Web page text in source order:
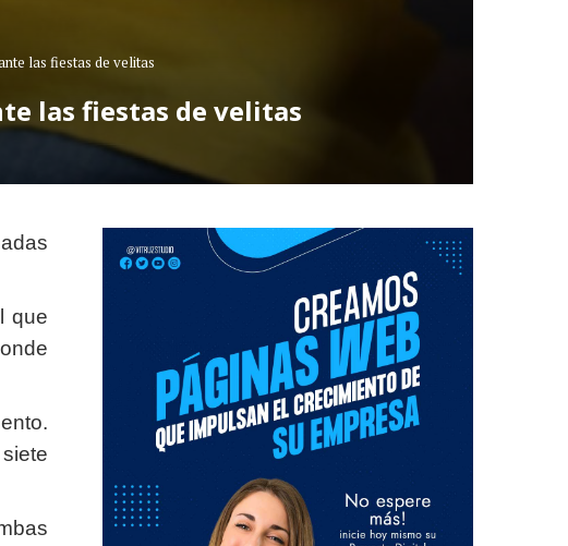
las fiestas de velitas
las fiestas de velitas
que